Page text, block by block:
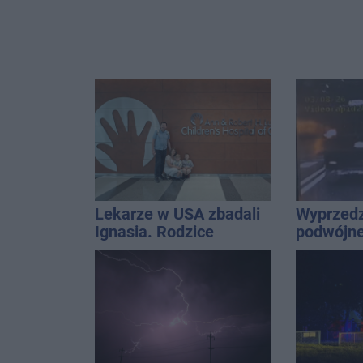
Lekarze w USA zbadali
Ignasia. Rodzice
przekazali wieści
przed